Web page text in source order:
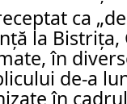
ca
la
în
de-a
în